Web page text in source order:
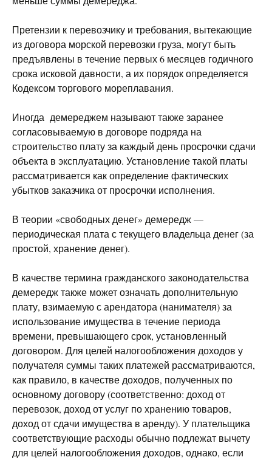
Претензии к перевозчику и требования, вытекающие
из договора морской перевозки груза, могут быть
предъявлены в течение первых 6 месяцев годичного
срока исковой давности, а их порядок определяется
Кодексом торгового мореплавания.
Иногда демереджем называют также заранее
согласовываемую в договоре подряда на
строительство плату за каждый день просрочки сдачи
объекта в эксплуатацию. Установление такой платы
рассматривается как определение фактических
убытков заказчика от просрочки исполнения.
В теории «свободных денег» демередж —
периодическая плата с текущего владельца денег (за
простой, хранение денег).
В качестве термина гражданского законодательства
демередж также может означать дополнительную
плату, взимаемую с арендатора (нанимателя) за
использование имущества в течение периода
времени, превышающего срок, установленный
договором. Для целей налогообложения доходов у
получателя суммы таких платежей рассматриваются,
как правило, в качестве доходов, полученных по
основному договору (соответственно: доход от
перевозок, доход от услуг по хранению товаров,
доход от сдачи имущества в аренду). У плательщика
соответствующие расходы обычно подлежат вычету
для целей налогообложения доходов, однако, если